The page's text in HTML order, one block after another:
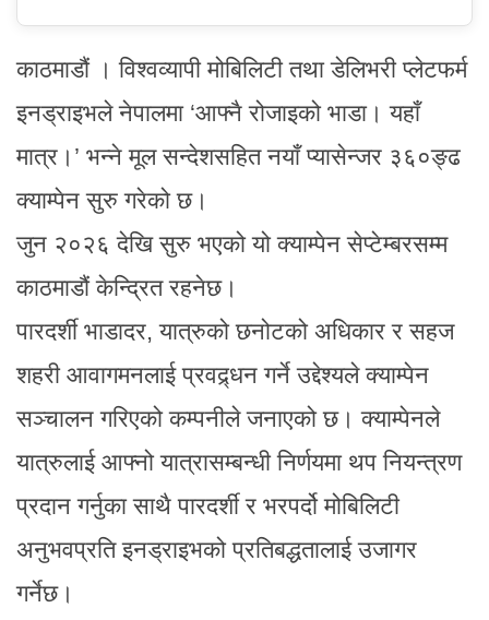
काठमाडौं । विश्वव्यापी मोबिलिटी तथा डेलिभरी प्लेटफर्म
इनड्राइभले नेपालमा ‘आफ्नै रोजाइको भाडा। यहाँ
मात्र।’ भन्ने मूल सन्देशसहित नयाँ प्यासेन्जर ३६०ङ्ढ
क्याम्पेन सुरु गरेको छ।
जुन २०२६ देखि सुरु भएको यो क्याम्पेन सेप्टेम्बरसम्म
काठमाडौं केन्द्रित रहनेछ।
पारदर्शी भाडादर, यात्रुको छनोटको अधिकार र सहज
शहरी आवागमनलाई प्रवद्र्धन गर्ने उद्देश्यले क्याम्पेन
सञ्चालन गरिएको कम्पनीले जनाएको छ। क्याम्पेनले
यात्रुलाई आफ्नो यात्रासम्बन्धी निर्णयमा थप नियन्त्रण
प्रदान गर्नुका साथै पारदर्शी र भरपर्दो मोबिलिटी
अनुभवप्रति इनड्राइभको प्रतिबद्धतालाई उजागर
गर्नेछ।